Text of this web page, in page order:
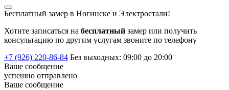
Бесплатный замер в Ногинске и Электростали!
Хотите записаться на бесплатный замер или получить
консультацию по другим услугам звоните по телефону
+7 (926) 220-86-84 Без выходных: 09:00 до 20:00
Ваше сообщение
успешно отправлено
Ваше сообщение